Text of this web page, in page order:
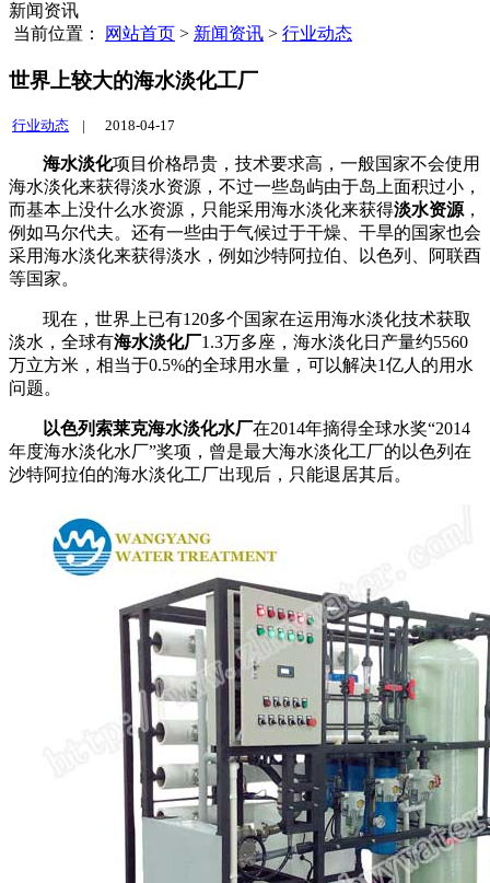
新闻资讯
当前位置：
网站首页 > 新闻资讯 > 行业动态
世界上较大的海水淡化工厂
行业动态 | 2018-04-17
海水淡化项目价格昂贵，技术要求高，一般国家不会使用
海水淡化来获得淡水资源，不过一些岛屿由于岛上面积过小，
而基本上没什么水资源，只能采用海水淡化来获得淡水资源，
例如马尔代夫。还有一些由于气候过于干燥、干旱的国家也会
采用海水淡化来获得淡水，例如沙特阿拉伯、以色列、阿联酉
等国家。
现在，世界上已有120多个国家在运用海水淡化技术获取
淡水，全球有海水淡化厂1.3万多座，海水淡化日产量约5560
万立方米，相当于0.5%的全球用水量，可以解决1亿人的用水
问题。
以色列索莱克海水淡化水厂在2014年摘得全球水奖“2014
年度海水淡化水厂”奖项，曾是最大海水淡化工厂的以色列在
沙特阿拉伯的海水淡化工厂出现后，只能退居其后。